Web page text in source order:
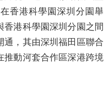
香港科學園深圳分園舉
香港科學園深圳分園之間
通，其由深圳福田區聯合
推動河套合作區深港跨境